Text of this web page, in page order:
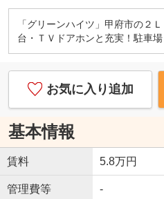
「グリーンハイツ」甲府市の２
台・ＴＶドアホンと充実！駐車場
お気に入り追加
基本情報
賃料 5.8万円
管理費等 -